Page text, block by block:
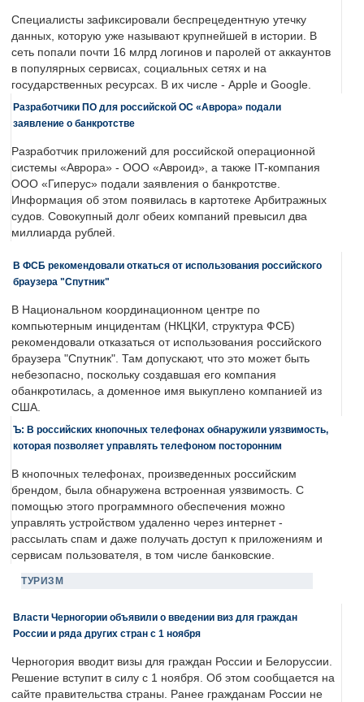
Специалисты зафиксировали беспрецедентную утечку
данных, которую уже называют крупнейшей в истории. В
сеть попали почти 16 млрд логинов и паролей от аккаунтов
в популярных сервисах, социальных сетях и на
государственных ресурсах. В их числе - Apple и Google.
Разработчики ПО для российской ОС «Аврора» подали
заявление о банкротстве
Разработчик приложений для российской операционной
системы «Аврора» - ООО «Авроид», а также IT-компания
ООО «Гиперус» подали заявления о банкротстве.
Информация об этом появилась в картотеке Арбитражных
судов. Совокупный долг обеих компаний превысил два
миллиарда рублей.
В ФСБ рекомендовали откаться от использования российского
браузера "Спутник"
В Национальном координационном центре по
компьютерным инцидентам (НКЦКИ, структура ФСБ)
рекомендовали отказаться от использования российского
браузера "Спутник". Там допускают, что это может быть
небезопасно, поскольку создавшая его компания
обанкротилась, а доменное имя выкуплено компанией из
США.
Ъ: В российских кнопочных телефонах обнаружили уязвимость,
которая позволяет управлять телефоном посторонним
В кнопочных телефонах, произведенных российским
брендом, была обнаружена встроенная уязвимость. С
помощью этого программного обеспечения можно
управлять устройством удаленно через интернет -
рассылать спам и даже получать доступ к приложениям и
сервисам пользователя, в том числе банковские.
ТУРИЗМ
Власти Черногории объявили о введении виз для граждан
России и ряда других стран с 1 ноября
Черногория вводит визы для граждан России и Белоруссии.
Решение вступит в силу с 1 ноября. Об этом сообщается на
сайте правительства страны. Ранее гражданам России не